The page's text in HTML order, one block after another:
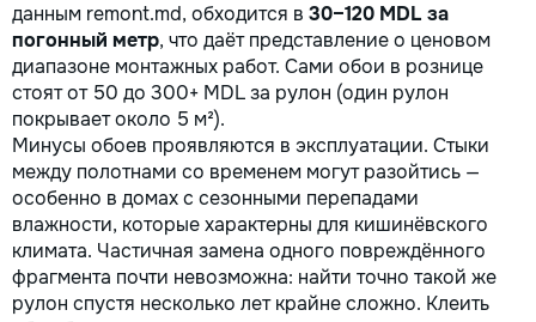
данным remont.md, обходится в 30–120 MDL за
погонный метр, что даёт представление о ценовом
диапазоне монтажных работ. Сами обои в рознице
стоят от 50 до 300+ MDL за рулон (один рулон
покрывает около 5 м²).
Минусы обоев проявляются в эксплуатации. Стыки
между полотнами со временем могут разойтись —
особенно в домах с сезонными перепадами
влажности, которые характерны для кишинёвского
климата. Частичная замена одного повреждённого
фрагмента почти невозможна: найти точно такой же
рулон спустя несколько лет крайне сложно. Клеить